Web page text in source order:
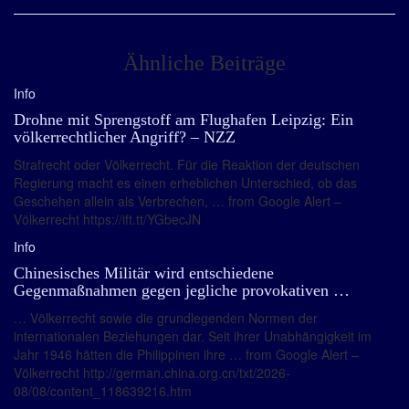
Ähnliche Beiträge
Info
Drohne mit Sprengstoff am Flughafen Leipzig: Ein
völkerrechtlicher Angriff? – NZZ
Strafrecht oder Völkerrecht. Für die Reaktion der deutschen
Regierung macht es einen erheblichen Unterschied, ob das
Geschehen allein als Verbrechen, … from Google Alert –
Völkerrecht https://ift.tt/YGbecJN
Info
Chinesisches Militär wird entschiedene
Gegenmaßnahmen gegen jegliche provokativen …
… Völkerrecht sowie die grundlegenden Normen der
internationalen Beziehungen dar. Seit ihrer Unabhängigkeit im
Jahr 1946 hätten die Philippinen ihre … from Google Alert –
Völkerrecht http://german.china.org.cn/txt/2026-
08/08/content_118639216.htm